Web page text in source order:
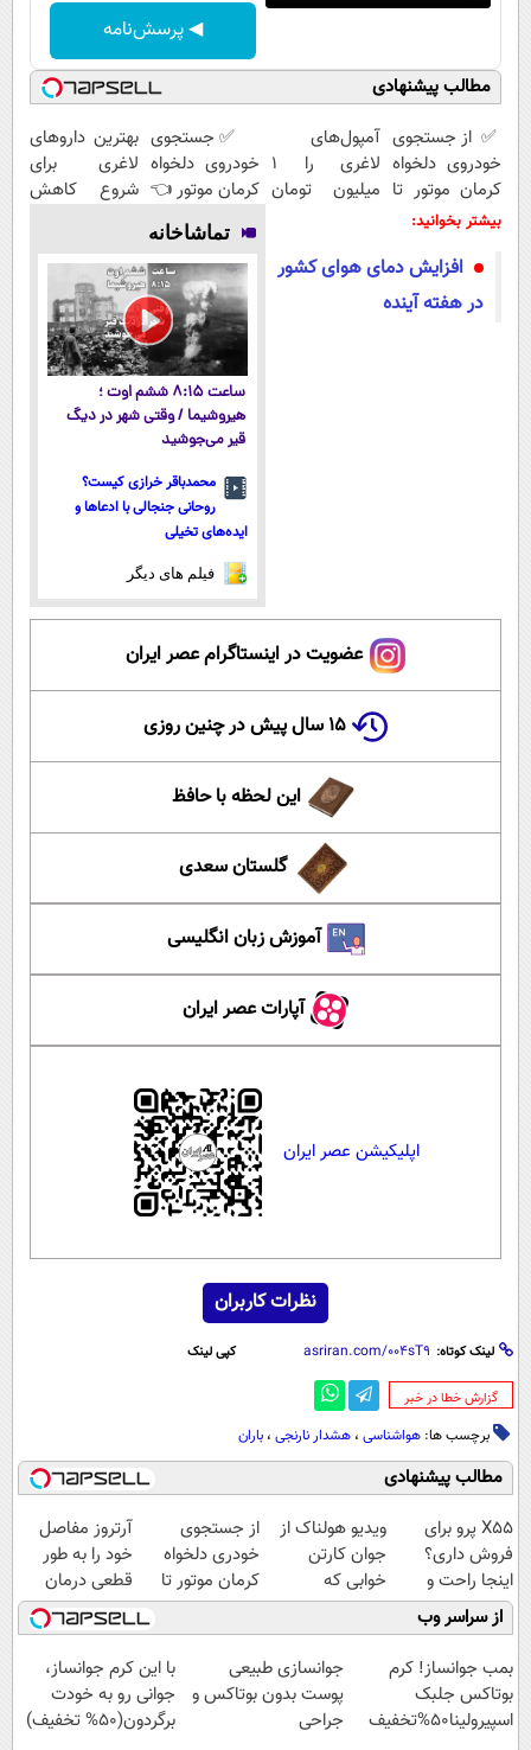
سیاست خارجی
◀ پرسش‌نامه
مطالب پیشنهادی
✅ از جستجوی
خودروی دلخواه
کرمان موتور تا
فروش ساده،
مستقیم
آمپول‌های
لاغری را ۱
میلیون تومان
✅ جستجوی
خودروی دلخواه
کرمان موتور 👈
فروش ساده،
بی واسطه و
مستقیم
بهترین داروهای
لاغری برای
شروع کاهش
نزدیکت!
بیشتر بخوانید:
افزایش دمای هوای کشور
در هفته آینده
تماشاخانه
ساعت ۸:۱۵ ششم اوت ؛
هیروشیما / وقتی شهر در دیگ
قیر می‌جوشید
محمدباقر خرازی کیست؟
روحانی جنجالی با ادعاها و
ایده‌های تخیلی
فیلم های دیگر
عضویت در اینستاگرام عصر ایران
۱۵ سال پیش در چنین روزی
این لحظه با حافظ
گلستان سعدی
آموزش زبان انگلیسی
آپارات عصر ایران
اپلیکیشن عصر ایران
نظرات کاربران
لینک کوتاه: کپی لینک
‌گزارش خطا در خبر
برچسب ها: هواشناسی ، هشدار نارنجی ، باران
مطالب پیشنهادی
X55 پرو برای
فروش داری؟
اینجا راحت و
سریع بفروشش
ویدیو هولناک از
جوان کارتن
خوابی که
میلیاردر شد.
آموزش رایگان
از جستجوی
خودری دلخواه
کرمان موتور تا
فروش آن،
ساده، بی واسطه
و مستقیم
آرتروز مفاصل
خود را به طور
قطعی درمان
کنید!
◗پرسش‌نامه◖
از سراسر وب
بمب جوانساز! کرم
بوتاکس جلبک
اسپیرولینا50%تخفیف
جوانسازی طبیعی
پوست بدون بوتاکس و
جراحی
با این کرم جوانساز،
جوانی رو به خودت
برگردون(50% تخفیف)